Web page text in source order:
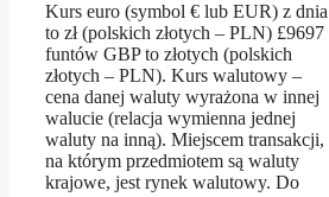
Kurs euro (symbol € lub EUR) z dnia
to zł (polskich złotych – PLN) £9697
funtów GBP to złotych (polskich
złotych – PLN). Kurs walutowy –
cena danej waluty wyrażona w innej
walucie (relacja wymienna jednej
waluty na inną). Miejscem transakcji,
na którym przedmiotem są waluty
krajowe, jest rynek walutowy. Do